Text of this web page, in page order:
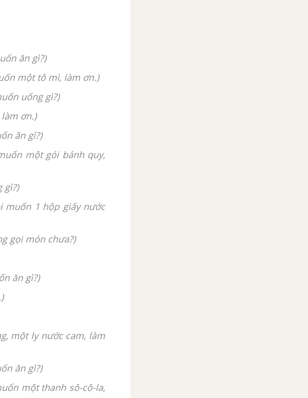
ăn gì?)
một tô mì, làm ơn.)
uống gì?)
ơn.)
ăn gì?)
một gói bánh quy,
gì?)
muốn 1 hộp giấy nước
gọi món chưa?)
ăn gì?)
một ly nước cam, làm
ăn gì?)
một thanh sô-cô-la,